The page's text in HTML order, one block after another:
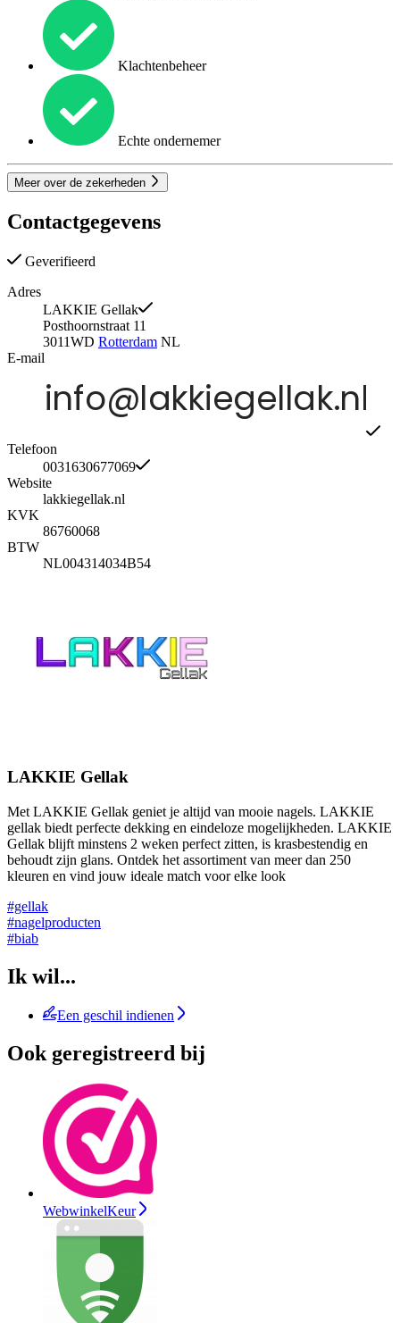
Klachtenbeheer
Echte ondernemer
Meer over de zekerheden
Contactgegevens
Geverifieerd
Adres
LAKKIE Gellak
Posthoornstraat 11
3011WD Rotterdam NL
E-mail
Telefoon
0031630677069
Website
lakkiegellak.nl
KVK
86760068
BTW
NL004314034B54
LAKKIE Gellak
Met LAKKIE Gellak geniet je altijd van mooie nagels. LAKKIE
gellak biedt perfecte dekking en eindeloze mogelijkheden. LAKKIE
Gellak blijft minstens 2 weken perfect zitten, is krasbestendig en
behoudt zijn glans. Ontdek het assortiment van meer dan 250
kleuren en vind jouw ideale match voor elke look
#gellak
#nagelproducten
#biab
Ik wil...
Een geschil indienen
Ook geregistreerd bij
WebwinkelKeur